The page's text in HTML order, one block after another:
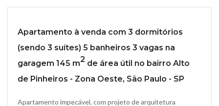
Apartamento à venda com 3 dormitórios
(sendo 3 suítes) 5 banheiros 3 vagas na
garagem 145 m2 de área útil no bairro Alto
de Pinheiros - Zona Oeste, São Paulo - SP
Apartamento impecável, com projeto de arquitetura